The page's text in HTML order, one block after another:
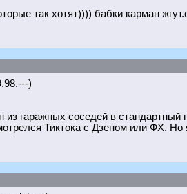
так хотят)))) бабки карман
)
гаражных соседей в
Тиктока с Дзеном или ФХ. Но